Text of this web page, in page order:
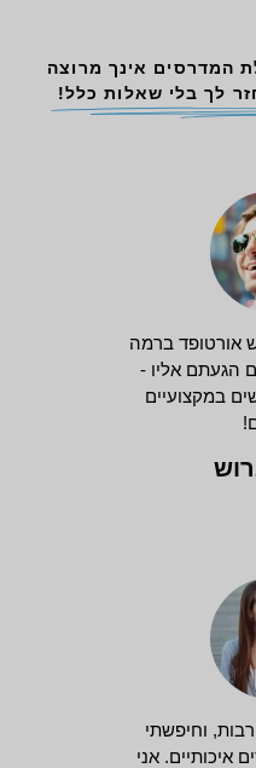
קבלת המדרסים אינך מרוצה
לך בלי שאלות כלל!
אורטופד ברמה
הגעתם אליו -
במקצועיים
וחיפשתי
איכותיים. אני